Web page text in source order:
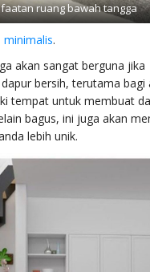
ruang bawah tangga
minimalis.
akan sangat berguna jika
bersih, terutama bagi
tempat untuk membuat
bagus, ini juga akan
lebih unik.